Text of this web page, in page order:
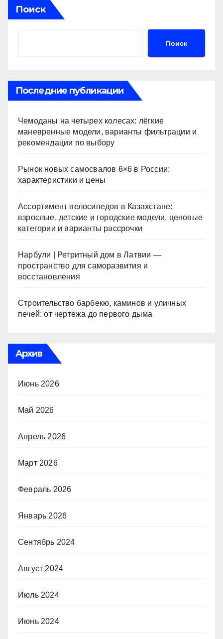
s
A
gr
a
ki
ть
Поиск
Поиск
Последние публикации
Чемоданы на четырех колесах: лёгкие
маневренные модели, варианты фильтрации и
рекомендации по выбору
Рынок новых самосвалов 6×6 в России:
характеристики и цены
Ассортимент велосипедов в Казахстане:
взрослые, детские и городские модели, ценовые
категории и варианты рассрочки
Нарбули | Ретритный дом в Латвии —
пространство для саморазвития и
восстановления
Строительство барбекю, каминов и уличных
печей: от чертежа до первого дыма
Архив
Июнь 2026
Май 2026
Апрель 2026
Март 2026
Февраль 2026
Январь 2026
Сентябрь 2024
Август 2024
Июль 2024
Июнь 2024